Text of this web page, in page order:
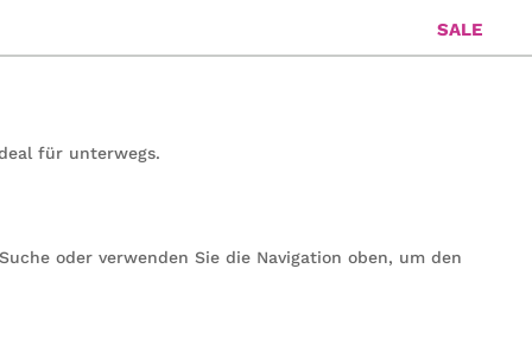
SALE
für unterwegs.
oder verwenden Sie die Navigation oben, um den